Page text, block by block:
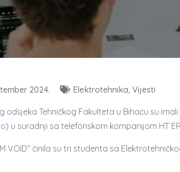
2024. Elektrotehnika Vijesti
odsjeka Tehničkog Fakulteta u Bihaću su
) u suradnji sa telefonskom kompanijom HT
VOID“ činila su tri studenta sa